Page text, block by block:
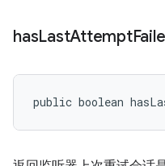
hasLastAttempt
public boolean